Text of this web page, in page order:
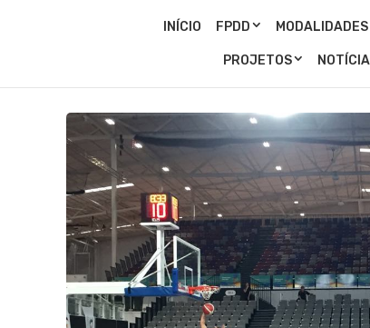
INÍCIO FPDD MODALIDADES
PROJETOS